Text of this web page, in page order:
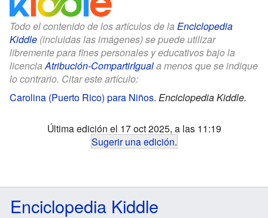
Todo el contenido de los artículos de la Enciclopedia
Kiddle (incluidas las imágenes) se puede utilizar
libremente para fines personales y educativos bajo la
licencia Atribución-CompartirIguala menos que se indique
lo contrario. Citar este artículo:
Carolina (Puerto Rico) para Niños. Enciclopedia Kiddle.
Última edición el 17 oct 2025, a las 11:19
Sugerir una edición.
Enciclopedia Kiddle